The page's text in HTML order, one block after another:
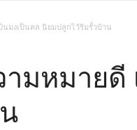
นมงเป็นคล นิยมปลูกไว้ริมรั้วบ้าน
มหมายดี